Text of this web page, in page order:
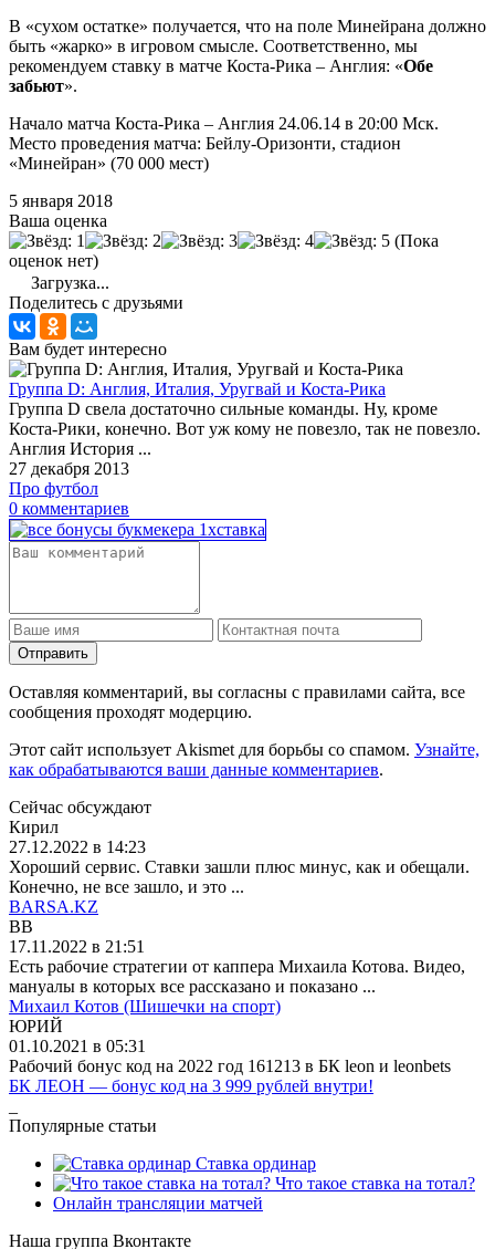
В «сухом остатке» получается, что на поле Минейрана должно
быть «жарко» в игровом смысле. Соответственно, мы
рекомендуем ставку в матче Коста-Рика – Англия: «Обе
забьют».
Начало матча Коста-Рика – Англия 24.06.14 в 20:00 Мск.
Место проведения матча: Бейлу-Оризонти, стадион
«Минейран» (70 000 мест)
5 января 2018
Ваша оценка
(Пока
оценок нет)
Загрузка...
Поделитесь с друзьями
Вам будет интересно
Группа D: Англия, Италия, Уругвай и Коста-Рика
Группа D свела достаточно сильные команды. Ну, кроме
Коста-Рики, конечно. Вот уж кому не повезло, так не повезло.
Англия История ...
27 декабря 2013
Про футбол
0 комментариев
Отправить
Оставляя комментарий, вы согласны с правилами сайта, все
сообщения проходят модерцию.
Этот сайт использует Akismet для борьбы со спамом. Узнайте,
как обрабатываются ваши данные комментариев.
Сейчас обсуждают
Кирил
27.12.2022 в 14:23
Хороший сервис. Ставки зашли плюс минус, как и обещали.
Конечно, не все зашло, и это ...
BARSA.KZ
BB
17.11.2022 в 21:51
Есть рабочие стратегии от каппера Михаила Котова. Видео,
мануалы в которых все рассказано и показано ...
Михаил Котов (Шишечки на спорт)
ЮРИЙ
01.10.2021 в 05:31
Рабочий бонус код на 2022 год 161213 в БК leon и leonbets
БК ЛЕОН — бонус код на 3 999 рублей внутри!
Популярные статьи
Ставка ординар
Что такое ставка на тотал?
Онлайн трансляции матчей
Наша группа Вконтакте